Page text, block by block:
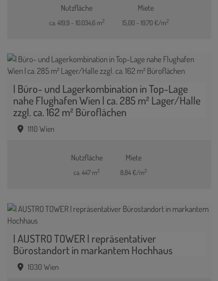
Nutzfläche
ca. 419,9 - 10.034,6 m2
Miete
15,00 - 19,70 €/m2
| Büro- und Lagerkombination in Top-Lage
nahe Flughafen Wien | ca. 285 m² Lager/Halle
zzgl. ca. 162 m² Büroflächen
1110 Wien
Nutzfläche
ca. 447 m2
Miete
8,84 €/m2
| AUSTRO TOWER | repräsentativer
Bürostandort in markantem Hochhaus
1030 Wien